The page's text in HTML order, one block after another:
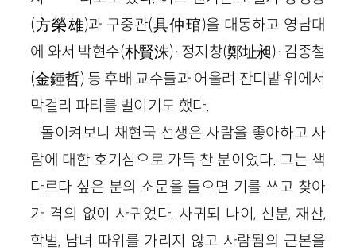
(方榮雄)과 구중관(具仲琯)을 대동하고 영남대
에 와서 박현수(朴賢洙)·정지창(鄭址昶)·김종철
(金鍾哲) 등 후배 교수들과 어울려 잔디밭 위에서
막걸리 파티를 벌이기도 했다.
돌이켜보니 채현국 선생은 사람을 좋아하고 사
람에 대한 호기심으로 가득 찬 분이었다. 그는 색
다르다 싶은 분의 소문을 들으면 기를 쓰고 찾아
가 격의 없이 사귀었다. 사귀되 나이, 신분, 재산,
학벌, 남녀 따위를 가리지 않고 사람됨의 근본을